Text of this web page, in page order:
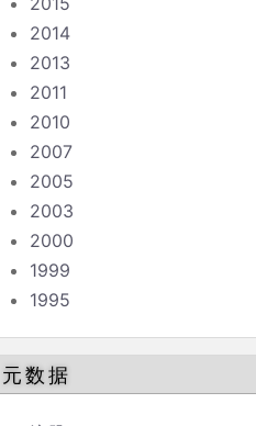
2014
2013
2011
2010
2007
2005
2003
2000
1999
1995
元数据